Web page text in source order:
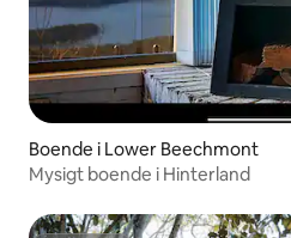
Boende i Lower Beechmont
Mysigt boende i Hinterland